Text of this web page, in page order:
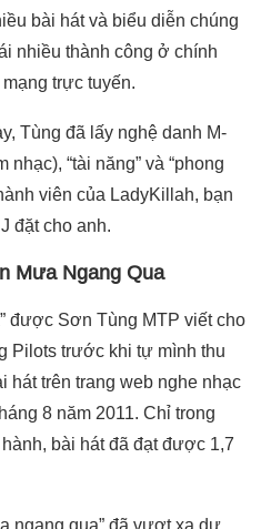
bài hát và biểu diễn chúng
nhiều thành công ở chính
trực tuyến.
Tùng đã lấy nghệ danh M-
nhạc), “tài năng” và “phong
viên của LadyKillah, bạn
đặt cho anh.
Mưa Ngang Qua
được Sơn Tùng MTP viết cho
Pilots trước khi tự mình thu
hát trên trang web nghe nhạc
8 năm 2011. Chỉ trong
bài hát đã đạt được 1,7
ngang qua” đã vượt xa dự